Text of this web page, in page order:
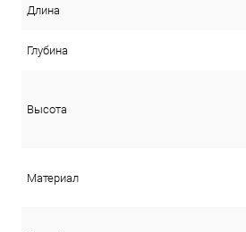
Длина
Глубина
Высота
Материал